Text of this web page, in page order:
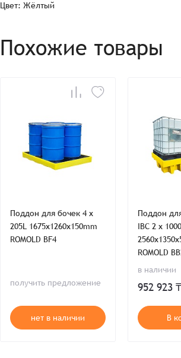
Имя*
Способ оплаты:
Цвет: Жёлтый
Похожие товары
Поддон для бочек 4 x
205L 1675x1260x150mm
ROMOLD BF4
получить предложение
нет в наличии
Поддон
IBC 2 x
ROMOLD
в наличии
952 923 ₸
В